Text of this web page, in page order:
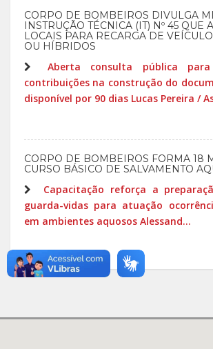
CORPO DE BOMBEIROS DIVULGA
INSTRUÇÃO TÉCNICA (IT) Nº 45 QUE
LOCAIS PARA RECARGA DE
OU HÍBRIDOS
Aberta consulta pública
contribuições na construção do
disponível por 90 dias Lucas Pereira /
CORPO DE BOMBEIROS FORMA 18
CURSO BÁSICO DE SALVAMENTO
Capacitação reforça a
guarda-vidas para atuação
em ambientes aquosos Alessand...